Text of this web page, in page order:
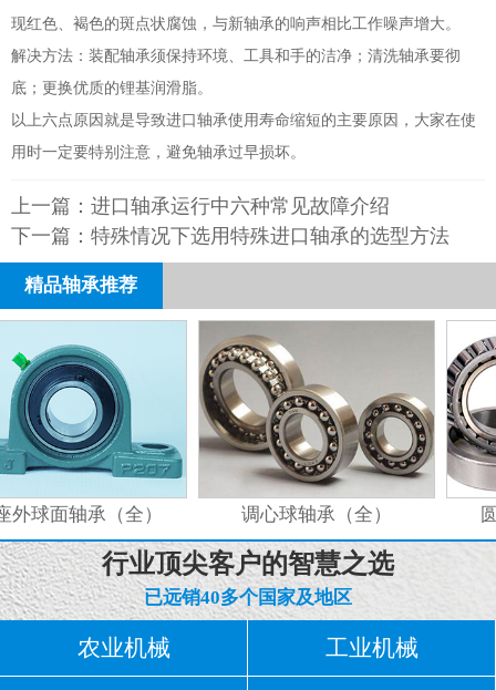
现红色、褐色的斑点状腐蚀，与新轴承的响声相比工作噪声增大。
解决方法：装配轴承须保持环境、工具和手的洁净；清洗轴承要彻
底；更换优质的锂基润滑脂。
以上六点原因就是导致进口轴承使用寿命缩短的主要原因，大家在使
用时一定要特别注意，避免轴承过早损坏。
上一篇： 进口轴承运行中六种常见故障介绍
下一篇： 特殊情况下选用特殊进口轴承的选型方法
精品轴承推荐
球面轴承（全） 调心球轴承（全）
行业顶尖客户的智慧之选
已远销40多个国家及地区
农业机械 工业机械